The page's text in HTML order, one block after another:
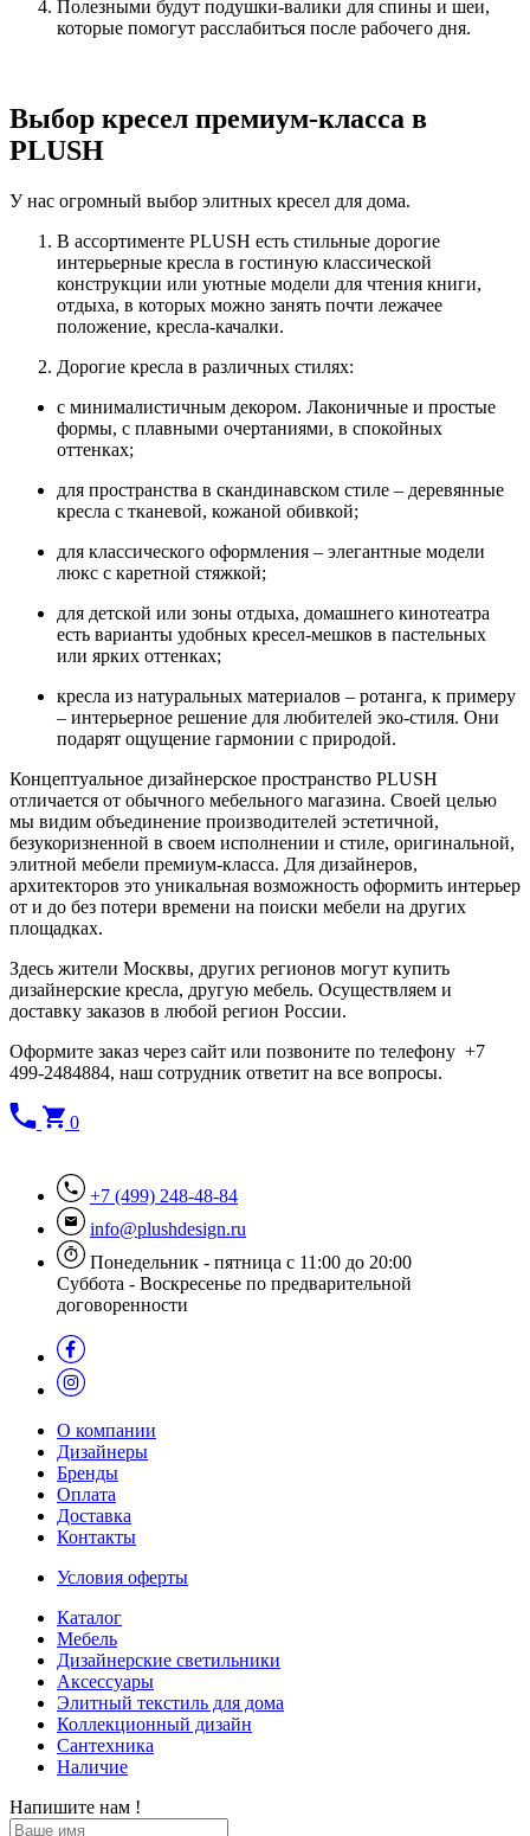
Полезными будут подушки-валики для спины и шеи,
которые помогут расслабиться после рабочего дня.
Выбор кресел премиум-класса в
PLUSH
У нас огромный выбор элитных кресел для дома.
В ассортименте PLUSH есть стильные дорогие
интерьерные кресла в гостиную классической
конструкции или уютные модели для чтения книги,
отдыха, в которых можно занять почти лежачее
положение, кресла-качалки.
Дорогие кресла в различных стилях:
с минималистичным декором. Лаконичные и простые
формы, с плавными очертаниями, в спокойных
оттенках;
для пространства в скандинавском стиле – деревянные
кресла с тканевой, кожаной обивкой;
для классического оформления – элегантные модели
люкс с каретной стяжкой;
для детской или зоны отдыха, домашнего кинотеатра
есть варианты удобных кресел-мешков в пастельных
или ярких оттенках;
кресла из натуральных материалов – ротанга, к примеру
– интерьерное решение для любителей эко-стиля. Они
подарят ощущение гармонии с природой.
Концептуальное дизайнерское пространство PLUSH
отличается от обычного мебельного магазина. Своей целью
мы видим объединение производителей эстетичной,
безукоризненной в своем исполнении и стиле, оригинальной,
элитной мебели премиум-класса. Для дизайнеров,
архитекторов это уникальная возможность оформить интерьер
от и до без потери времени на поиски мебели на других
площадках.
Здесь жители Москвы, других регионов могут купить
дизайнерские кресла, другую мебель. Осуществляем и
доставку заказов в любой регион России.
Оформите заказ через сайт или позвоните по телефону +7
499-2484884, наш сотрудник ответит на все вопросы.
0
+7 (499) 248-48-84
info@plushdesign.ru
Понедельник - пятница с 11:00 до 20:00
Суббота - Воскресенье по предварительной
договоренности
О компании
Дизайнеры
Бренды
Оплата
Доставка
Контакты
Условия оферты
Каталог
Мебель
Дизайнерские светильники
Аксессуары
Элитный текстиль для дома
Коллекционный дизайн
Сантехника
Наличие
Напишите нам !